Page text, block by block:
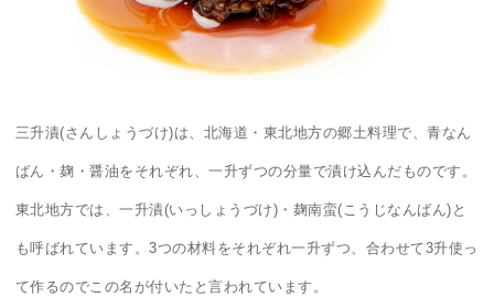
三升漬(さんしょうづけ)は、北海道・東北地方の郷土料理で、青なん
ばん・麹・醤油をそれぞれ、一升ずつの分量で漬け込んだものです。
東北地方では、一升漬(いっしょうづけ)・麹南蛮(こうじなんばん)と
も呼ばれています。3つの材料をそれぞれ一升ずつ、合わせて3升使っ
て作るのでこの名が付いたと言われています。